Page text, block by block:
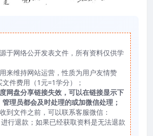
源于网络公开发表文件，所有资料仅供学
用来维持网站运营，性质为用户友情赞
件费用（1元=1学分）；
网盘分享链接失效，可以在链接显示下
理员都会及时处理的或加微信处理；
到文件之前，可以联系客服微信：
行退款；如果已经获取资料是无法退款